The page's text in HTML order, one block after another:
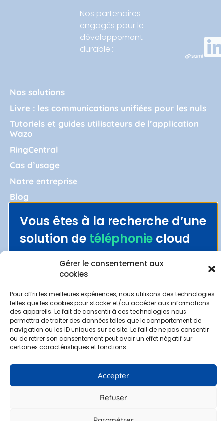
Gérer le consentement aux
cookies
Pour offrir les meilleures expériences, nous utilisons des technologies
telles que les cookies pour stocker et/ou accéder aux informations
des appareils. Le fait de consentir à ces technologies nous
permettra de traiter des données telles que le comportement de
navigation ou les ID uniques sur ce site. Le fait de ne pas consentir
ou de retirer son consentement peut avoir un effet négatif sur
certaines caractéristiques et fonctions.
Accepter
Refuser
Nos partenaires
engagés pour le
développement
durable :
Nos solutions
Livre : les communications unifiées pour les nuls
Tutoriels et guides utilisateurs de l’application
Wazo
RingCentral
Cas d’usage
Notre entreprise
Blog
Gestion des données personnelles
Mentions légales
Demander une démo
Espace clients
Politique de confidentialité–Mentions légales–Gestion des
données personnelles
© 2022 Alter Telecom. Site web réalisé parMyDigiCompany
Découvrez Wazo et
Alter Cloud
Vous êtes à la recherche d’une
solution de téléphoniecloud
100% française